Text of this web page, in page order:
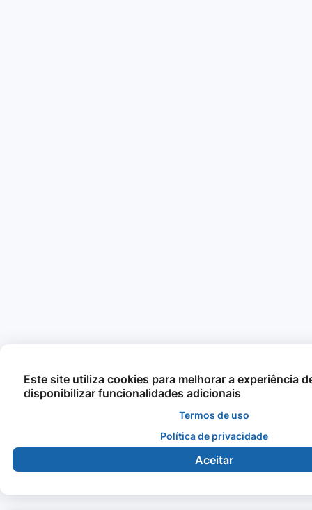
Este site utiliza cookies para melhorar a experiência
disponibilizar funcionalidades adicionais
Termos de uso
Política de privacidade
Aceitar